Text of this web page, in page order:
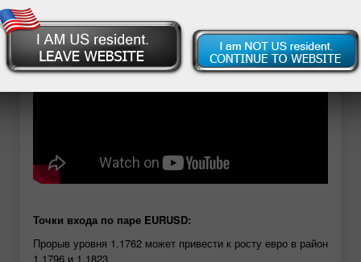
Точки входа по паре EURUSD:
Прорыв уровня 1.1762 может привести к росту евро в район
1.1796 и 1.1823